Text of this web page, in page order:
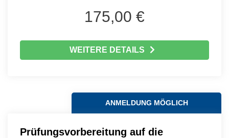
175,00 €
WEITERE DETAILS
ANMELDUNG MÖGLICH
Prüfungsvorbereitung auf die